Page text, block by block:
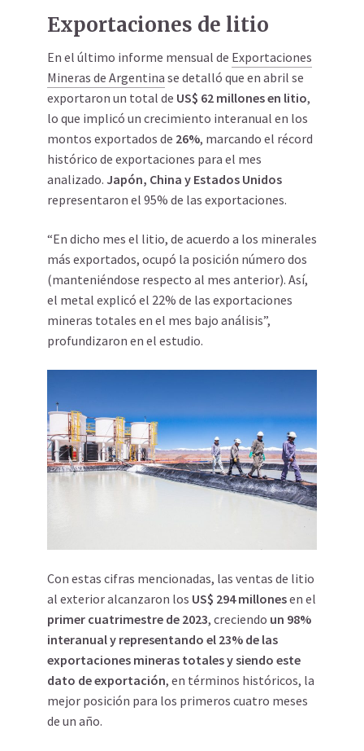
Exportaciones de litio
En el último informe mensual de Exportaciones
Mineras de Argentina se detalló que en abril se
exportaron un total de US$ 62 millones en litio,
lo que implicó un crecimiento interanual en los
montos exportados de 26%, marcando el récord
histórico de exportaciones para el mes
analizado. Japón, China y Estados Unidos
representaron el 95% de las exportaciones.
“En dicho mes el litio, de acuerdo a los minerales
más exportados, ocupó la posición número dos
(manteniéndose respecto al mes anterior). Así,
el metal explicó el 22% de las exportaciones
mineras totales en el mes bajo análisis”,
profundizaron en el estudio.
Con estas cifras mencionadas, las ventas de litio
al exterior alcanzaron los US$ 294 millonesen el
primer cuatrimestre de 2023, creciendo un 98%
interanual y representando el 23% de las
exportaciones mineras totales y siendo este
dato de exportación, en términos históricos, la
mejor posición para los primeros cuatro meses
de un año.